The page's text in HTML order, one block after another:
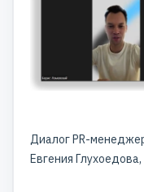
Диалог PR-
Евгения